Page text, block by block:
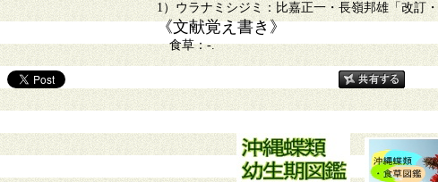
1）ウラナミシジミ：比嘉正一・長嶺邦雄「改訂
《文献覚え書き》
食草：-.